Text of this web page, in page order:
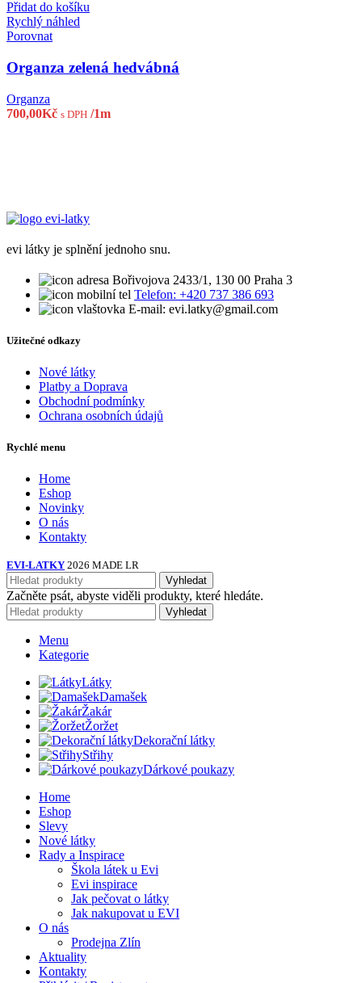
Přidat do košíku
Rychlý náhled
Porovnat
Organza zelená hedvábná
Organza
700,00Kč s DPH /1m
evi látky je splnění jednoho snu.
Bořivojova 2433/1, 130 00 Praha 3
Telefon: +420 737 386 693
E-mail: evi.latky@gmail.com
Užitečné odkazy
Nové látky
Platby a Doprava
Obchodní podmínky
Ochrana osobních údajů
Rychlé menu
Home
Eshop
Novinky
O nás
Kontakty
EVI-LATKY 2026 MADE LR
Vyhledat
Začněte psát, abyste viděli produkty, které hledáte.
Vyhledat
Menu
Kategorie
Látky
Damašek
Žakár
Žoržet
Dekorační látky
Střihy
Dárkové poukazy
Home
Eshop
Slevy
Nové látky
Rady a Inspirace
Škola látek u Evi
Evi inspirace
Jak pečovat o látky
Jak nakupovat u EVI
O nás
Prodejna Zlín
Aktuality
Kontakty